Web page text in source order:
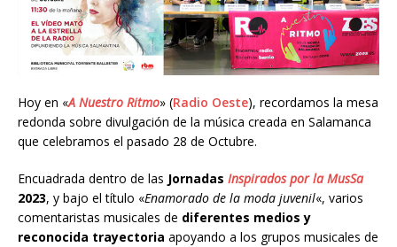
Hoy en «A Nuestro Ritmo» (Radio Oeste), recordamos la mesa
redonda sobre divulgación de la música creada en Salamanca
que celebramos el pasado 28 de Octubre.
Encuadrada dentro de las Jornadas Inspirados por la MusSa
2023, y bajo el título «Enamorado de la moda juvenil«, varios
comentaristas musicales de diferentes medios y
reconocida trayectoria apoyando a los grupos musicales de